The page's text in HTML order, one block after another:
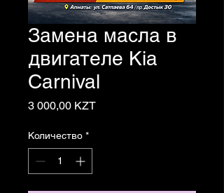
Замена масла в
двигателе Kia
Carnival
3 000,00 KZTЦена
Количество *